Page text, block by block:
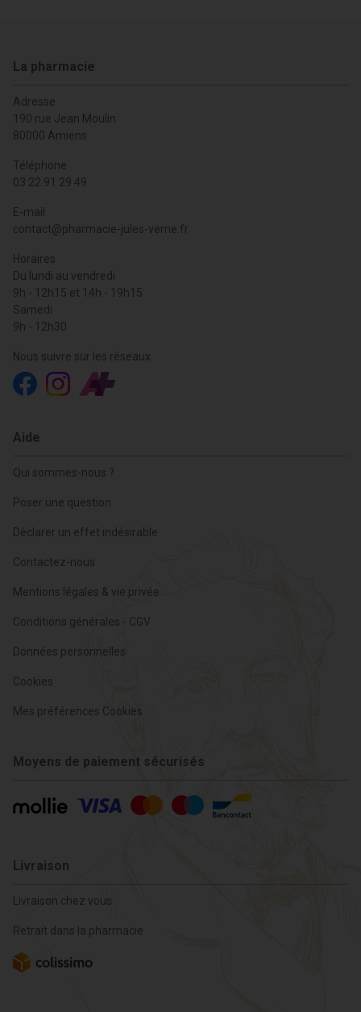
La pharmacie
Adresse
190 rue Jean Moulin
80000 Amiens
Téléphone
03 22 91 29 49
E-mail
contact@pharmacie-jules-verne.fr
Horaires
Du lundi au vendredi
9h - 12h15 et 14h - 19h15
Samedi
9h - 12h30
Nous suivre sur les réseaux
Aide
Qui sommes-nous ?
Poser une question
Déclarer un effet indésirable
Contactez-nous
Mentions légales & vie privée
Conditions générales - CGV
Données personnelles
Cookies
Mes préférences Cookies
Moyens de paiement sécurisés
Livraison
Livraison chez vous
Retrait dans la pharmacie